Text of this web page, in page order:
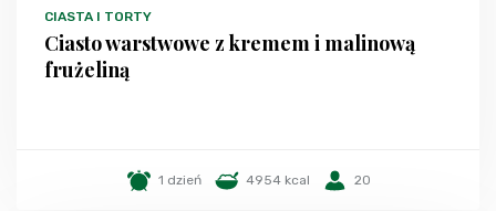
CIASTA I TORTY
Ciasto warstwowe z kremem i malinową
frużeliną
1 dzień 4954 kcal 20